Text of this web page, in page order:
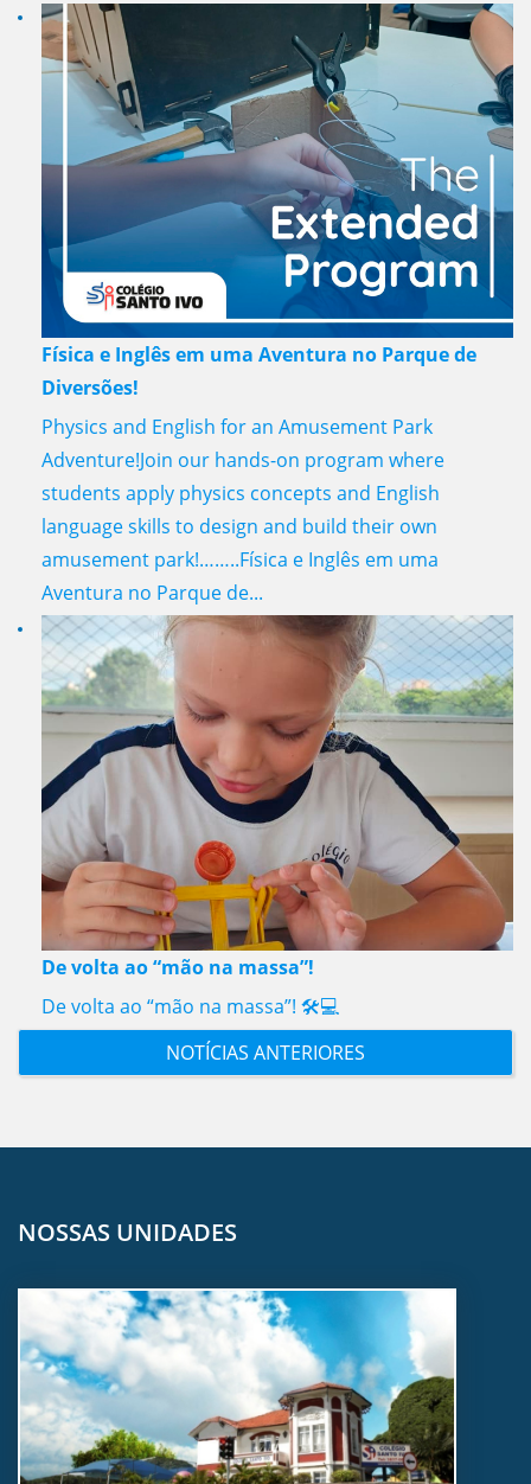
Física e Inglês em uma Aventura no Parque de
Diversões!
Physics and English for an Amusement Park
Adventure!Join our hands-on program where
students apply physics concepts and English
language skills to design and build their own
amusement park!……..Física e Inglês em uma
Aventura no Parque de...
De volta ao “mão na massa”!
De volta ao “mão na massa”! 🛠️💻
NOTÍCIAS ANTERIORES
NOSSAS UNIDADES